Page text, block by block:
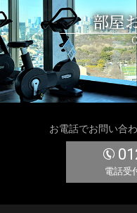
部屋
お電話でお問い合
電話受